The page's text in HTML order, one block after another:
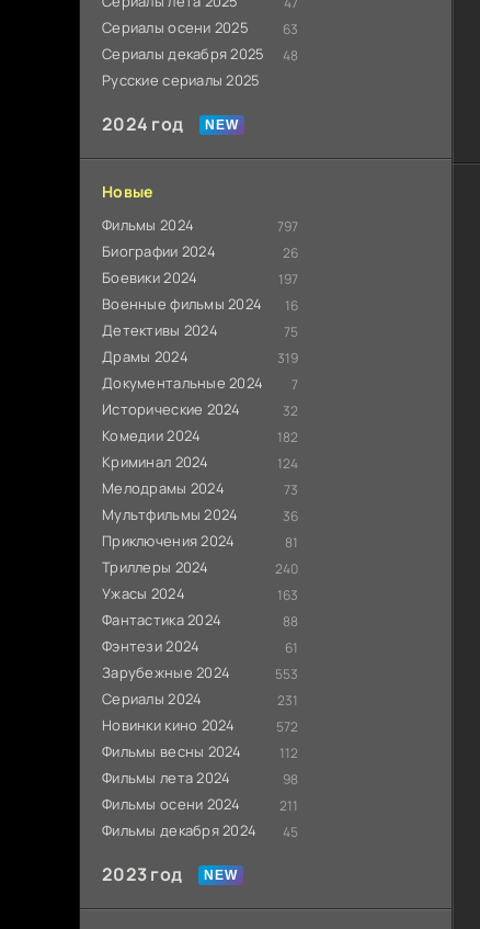
Сериалы осени 2025 63
Сериалы декабря 2025 48
Русские сериалы 2025
2024 год
Новые
Фильмы 2024 797
Биографии 2024 26
Боевики 2024 197
Военные фильмы 2024 16
Детективы 2024 75
Драмы 2024 319
Документальные 2024 7
Исторические 2024 32
Комедии 2024 182
Криминал 2024 124
Мелодрамы 2024 73
Мультфильмы 2024 36
Приключения 2024 81
Триллеры 2024 240
Ужасы 2024 163
Фантастика 2024 88
Фэнтези 2024 61
Зарубежные 2024 553
Сериалы 2024 231
Новинки кино 2024 572
Фильмы весны 2024 112
Фильмы лета 2024 98
Фильмы осени 2024 211
Фильмы декабря 2024 45
2023 год